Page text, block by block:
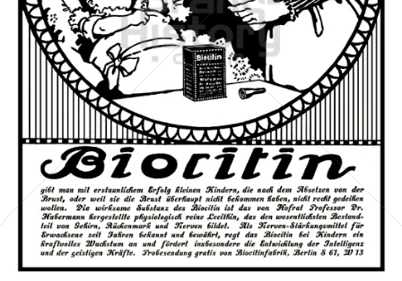
BIOCITIN BIOCITIN-FABRIK, BERLIN 1911
Bild-ID: 42397